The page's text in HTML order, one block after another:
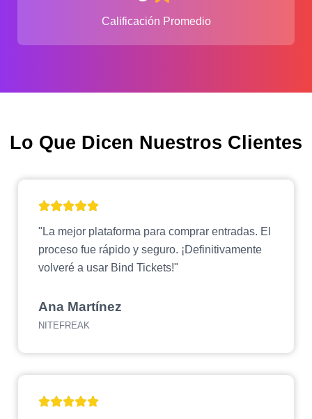
Calificación Promedio
Lo Que Dicen Nuestros Clientes
"La mejor plataforma para comprar entradas. El
proceso fue rápido y seguro. ¡Definitivamente
volveré a usar Bind Tickets!"
Ana Martínez
NITEFREAK